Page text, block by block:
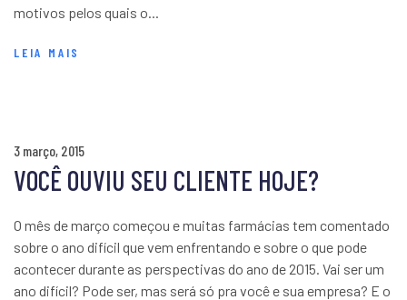
motivos pelos quais o...
LEIA MAIS
3 março, 2015
VOCÊ OUVIU SEU CLIENTE HOJE?
O mês de março começou e muitas farmácias tem comentado
sobre o ano difícil que vem enfrentando e sobre o que pode
acontecer durante as perspectivas do ano de 2015. Vai ser um
ano difícil? Pode ser, mas será só pra você e sua empresa? E o